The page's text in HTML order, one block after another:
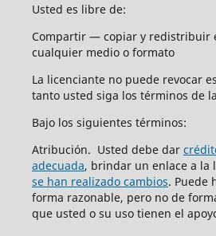
Usted es libre de:
Compartir — copiar y redistribuir
cualquier medio o formato
La licenciante no puede revocar
tanto usted siga los términos de
Bajo los siguientes términos:
Atribución. Usted debe dar
adecuada, brindar un enlace a la
se han realizado cambios. Puede
forma razonable, pero no de
que usted o su uso tienen el